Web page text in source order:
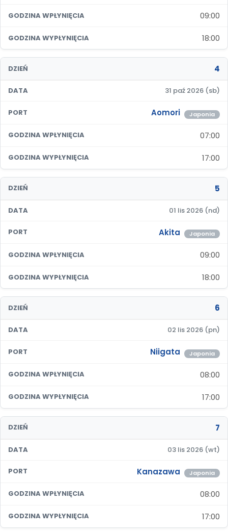
GODZINA WPŁYNIĘCIA 09:00
GODZINA WYPŁYNIĘCIA 18:00
DZIEŃ 4
DATA 31 paź 2026 (sb)
PORT Aomori Japonia
GODZINA WPŁYNIĘCIA 07:00
GODZINA WYPŁYNIĘCIA 17:00
DZIEŃ 5
DATA 01 lis 2026 (nd)
PORT Akita Japonia
GODZINA WPŁYNIĘCIA 09:00
GODZINA WYPŁYNIĘCIA 18:00
DZIEŃ 6
DATA 02 lis 2026 (pn)
PORT Niigata Japonia
GODZINA WPŁYNIĘCIA 08:00
GODZINA WYPŁYNIĘCIA 17:00
DZIEŃ 7
DATA 03 lis 2026 (wt)
PORT Kanazawa Japonia
GODZINA WPŁYNIĘCIA 08:00
GODZINA WYPŁYNIĘCIA 17:00